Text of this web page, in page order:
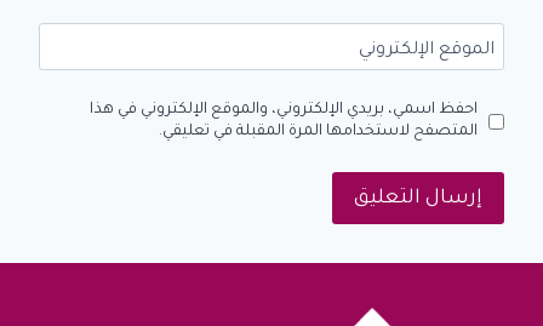
الموقع الإلكتروني
احفظ اسمي، بريدي الإلكتروني، والموقع الإلكتروني في هذا
المتصفح لاستخدامها المرة المقبلة في تعليقي.